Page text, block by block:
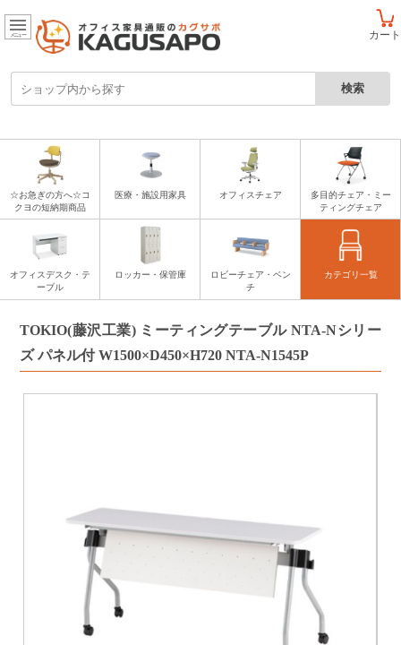
カート
メニュー
☆お急ぎの方へ☆コ
クヨの短納期商品
医療・施設用家具 オフィスチェア
多目的チェア・ミー
ティングチェア
オフィスデスク・テ
ーブル
ロッカー・保管庫
ロビーチェア・ベン
チ
カテゴリ一覧
TOKIO(藤沢工業) ミーティングテーブル NTA-Nシリー
ズ パネル付 W1500×D450×H720 NTA-N1545P